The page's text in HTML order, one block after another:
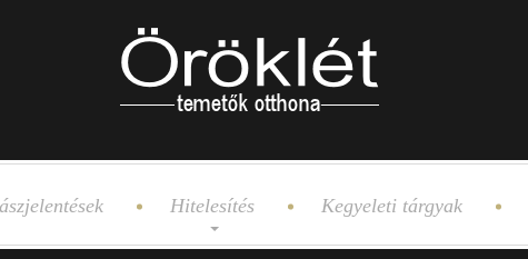
Hitelesítés Kegyeleti tárgyak